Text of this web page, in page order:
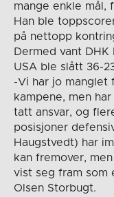
mange enkle mål,
Han ble
på nettopp
Dermed vant
USA ble slått 36-
-Vi har jo manglet
kampene, men
tatt ansvar, og
posisjoner
Haugstvedt) har
kan fremover,
vist seg fram som
Olsen Storbugt.